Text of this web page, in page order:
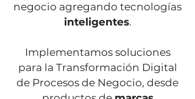
negocio agregando tecnologías
inteligentes.
Implementamos soluciones
para la Transformación Digital
de Procesos de Negocio, desde